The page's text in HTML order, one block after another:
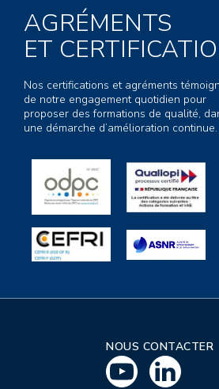
AGRÉMENTS
ET
Nos certifications et agréments
de notre engagement quotidien pour
proposer des formations de qualité,
une démarche d’amélioration continue.
NOUS CONTACTER